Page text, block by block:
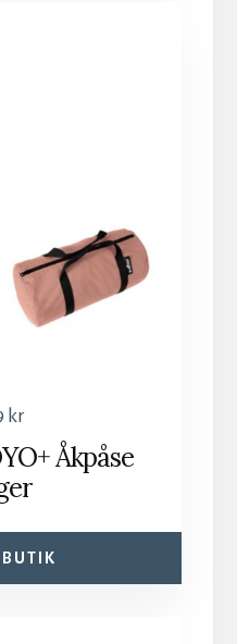
kr
Åkpåse